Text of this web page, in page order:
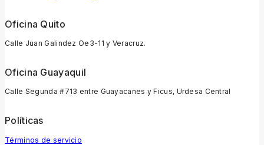
Oficina Quito
Calle Juan Galindez Oe3-11 y Veracruz.
Oficina Guayaquil
Calle Segunda #713 entre Guayacanes y Ficus, Urdesa Central
Políticas
Términos de servicio